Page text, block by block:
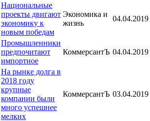
Национальные
проекты двигают
экономику к
новым победам
Экономика и
жизнь
04.04.2019
Промышленники
предпочитают
импортное
КоммерсантЪ 04.04.2019
На рынке долга в
2018 году
крупные
компании были
много успешнее
мелких
КоммерсантЪ 03.04.2019